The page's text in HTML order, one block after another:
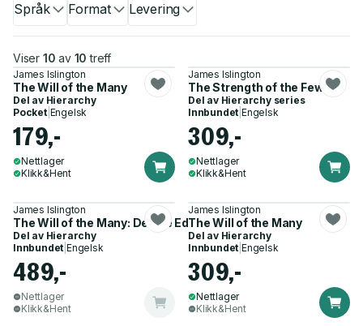
Språk Format Levering
Viser 10 av 10 treff
James Islington
The Will of the Many
Del av Hierarchy
Pocket| Engelsk
179,-
Nettlager
Klikk&Hent
James Islington
The Strength of the Few
Del av Hierarchy series
Innbundet |Engelsk
309,-
Nettlager
Klikk&Hent
James Islington
The Will of the Many: Deluxe Edition Hardcover
Del av Hierarchy
Innbundet |Engelsk
489,-
Nettlager
Klikk&Hent
James Islington
The Will of the Many
Del av Hierarchy
Innbundet |Engelsk
309,-
Nettlager
Klikk&Hent